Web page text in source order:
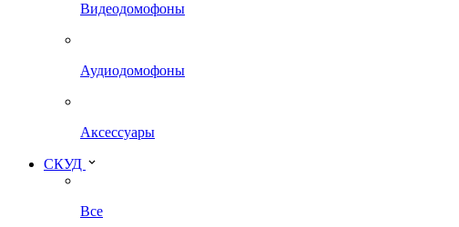
Видеодомофоны
Аудиодомофоны
Аксессуары
СКУД
Все